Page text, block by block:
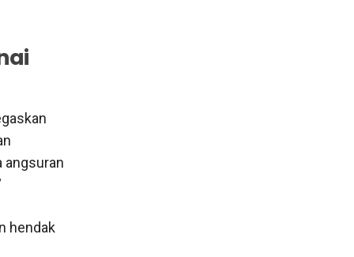
angsuran
hendak